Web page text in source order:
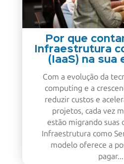
Por que
Infraestrutura
(IaaS) na sua
Com a evolução da
computing e a
reduzir custos e
projetos, cada vez
estão migrando suas
Infraestrutura como
modelo oferece a
pagar...